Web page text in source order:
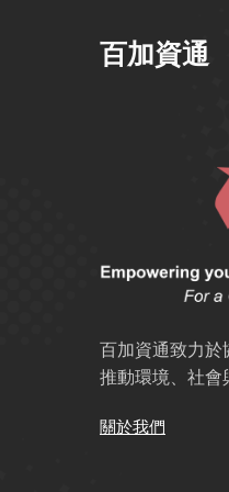
百加資通
百加資通致力
推動環境、社會
關於我們